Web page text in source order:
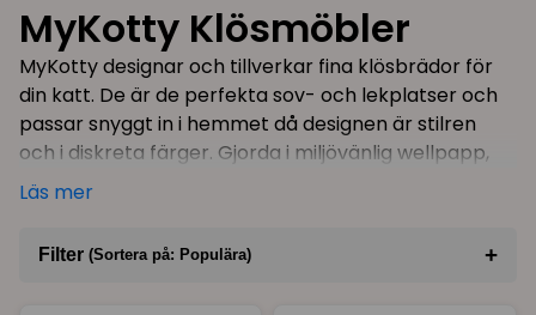
MyKotty Klösmöbler
MyKotty designar och tillverkar fina klösbrädor för
din katt. De är de perfekta sov- och lekplatser och
passar snyggt in i hemmet då designen är stilren
och i diskreta färger. Gjorda i miljövänlig wellpapp,
mycket stabilare och snyggare än man kan tro!
vilket gör att din katt kommer gilla att sova på sin
Läs mer
Filter (Sortera på: Populära) +